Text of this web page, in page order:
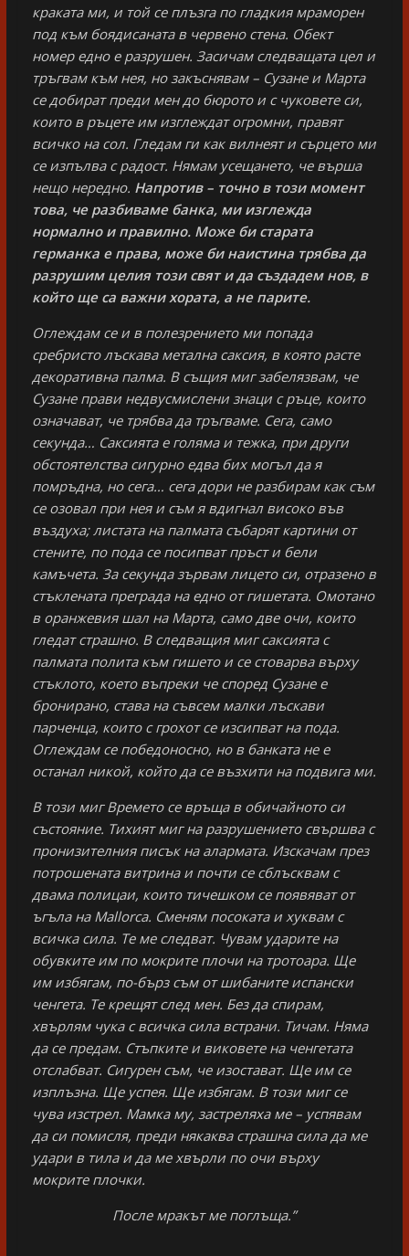
краката ми, и той се плъзга по гладкия мраморен
под към боядисаната в червено стена. Обект
номер едно е разрушен. Засичам следващата цел и
тръгвам към нея, но закъснявам – Сузане и Марта
се добират преди мен до бюрото и с чуковете си,
които в ръцете им изглеждат огромни, правят
всичко на сол. Гледам ги как вилнеят и сърцето ми
се изпълва с радост. Нямам усещането, че върша
нещо нередно. Напротив – точно в този момент
това, че разбиваме банка, ми изглежда
нормално и правилно. Може би старата
германка е права, може би наистина трябва да
разрушим целия този свят и да създадем нов, в
който ще са важни хората, а не парите.
Оглеждам се и в полезрението ми попада
сребристо лъскава метална саксия, в която расте
декоративна палма. В същия миг забелязвам, че
Сузане прави недвусмислени знаци с ръце, които
означават, че трябва да тръгваме. Сега, само
секунда… Саксията е голяма и тежка, при други
обстоятелства сигурно едва бих могъл да я
помръдна, но сега… сега дори не разбирам как съм
се озовал при нея и съм я вдигнал високо във
въздуха; листата на палмата събарят картини от
стените, по пода се посипват пръст и бели
камъчета. За секунда зървам лицето си, отразено в
стъклената преграда на едно от гишетата. Омотано
в оранжевия шал на Марта, само две очи, които
гледат страшно. В следващия миг саксията с
палмата полита към гишето и се стоварва върху
стъклото, което въпреки че според Сузане е
бронирано, става на съвсем малки лъскави
парченца, които с грохот се изсипват на пода.
Оглеждам се победоносно, но в банката не е
останал никой, който да се възхити на подвига ми.
В този миг Времето се връща в обичайното си
състояние. Тихият миг на разрушението свършва с
пронизителния писък на алармата. Изскачам през
потрошената витрина и почти се сблъсквам с
двама полицаи, които тичешком се появяват от
ъгъла на Mallorca. Сменям посоката и хуквам с
всичка сила. Те ме следват. Чувам ударите на
обувките им по мокрите плочи на тротоара. Ще
им избягам, по-бърз съм от шибаните испански
ченгета. Те крещят след мен. Без да спирам,
хвърлям чука с всичка сила встрани. Тичам. Няма
да се предам. Стъпките и виковете на ченгетата
отслабват. Сигурен съм, че изостават. Ще им се
изплъзна. Ще успея. Ще избягам. В този миг се
чува изстрел. Мамка му, застреляха ме – успявам
да си помисля, преди някаква страшна сила да ме
удари в тила и да ме хвърли по очи върху
мокрите плочки.
После мракът ме поглъща.”